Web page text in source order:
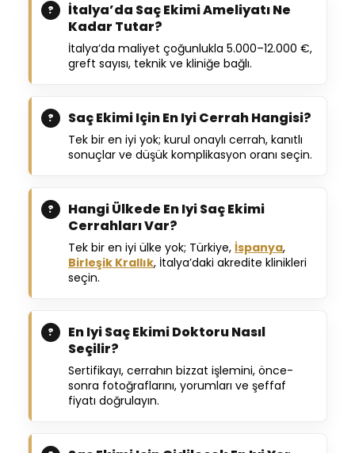
İtalya’da Saç Ekimi Ameliyatı Ne
Kadar Tutar?
İtalya’da maliyet çoğunlukla 5.000–12.000 €,
greft sayısı, teknik ve kliniğe bağlı.
Saç Ekimi Için En Iyi Cerrah Hangisi?
Tek bir en iyi yok; kurul onaylı cerrah, kanıtlı
sonuçlar ve düşük komplikasyon oranı seçin.
Hangi Ülkede En Iyi Saç Ekimi
Cerrahları Var?
Tek bir en iyi ülke yok; Türkiye, İspanya,
Birleşik Krallık, İtalya’daki akredite klinikleri
seçin.
En Iyi Saç Ekimi Doktoru Nasıl
Seçilir?
Sertifikayı, cerrahın bizzat işlemini, önce-
sonra fotoğraflarını, yorumları ve şeffaf
fiyatı doğrulayın.